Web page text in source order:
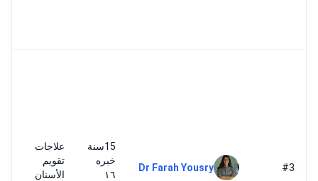
#3
Dr Farah Yousry
15سنة
خبره
١٦
علاجات
تقويم
الأسنان